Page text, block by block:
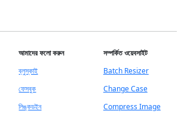
আমাদের ফলো করুন
ব্লুস্কাই
ফেসবুক
লিঙ্কডইন
সম্পর্কিত ওয়েবসাইট
Batch Resizer
Change Case
Compress Image